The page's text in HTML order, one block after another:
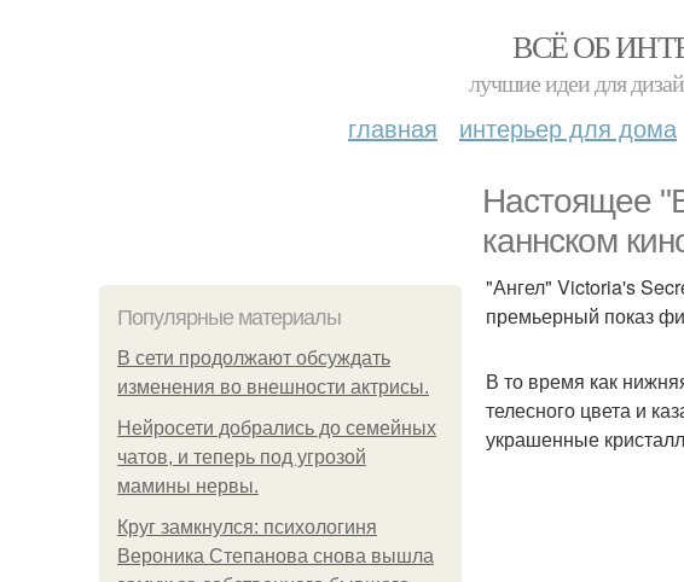
ВСЁ ОБ
лучшие идеи для
главная интерьер для дома
Настоящее
каннском
Популярные материалы
В сети продолжают обсуждать
изменения во внешности актрисы.
Нейросети добрались до семейных
чатов, и теперь под угрозой
мамины нервы.
Круг замкнулся: психологиня
Вероника Степанова снова вышла
"Ангел" Victoria's
премьерный показ
В то время как
телесного цвета и
украшенные